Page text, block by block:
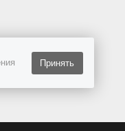
Принять